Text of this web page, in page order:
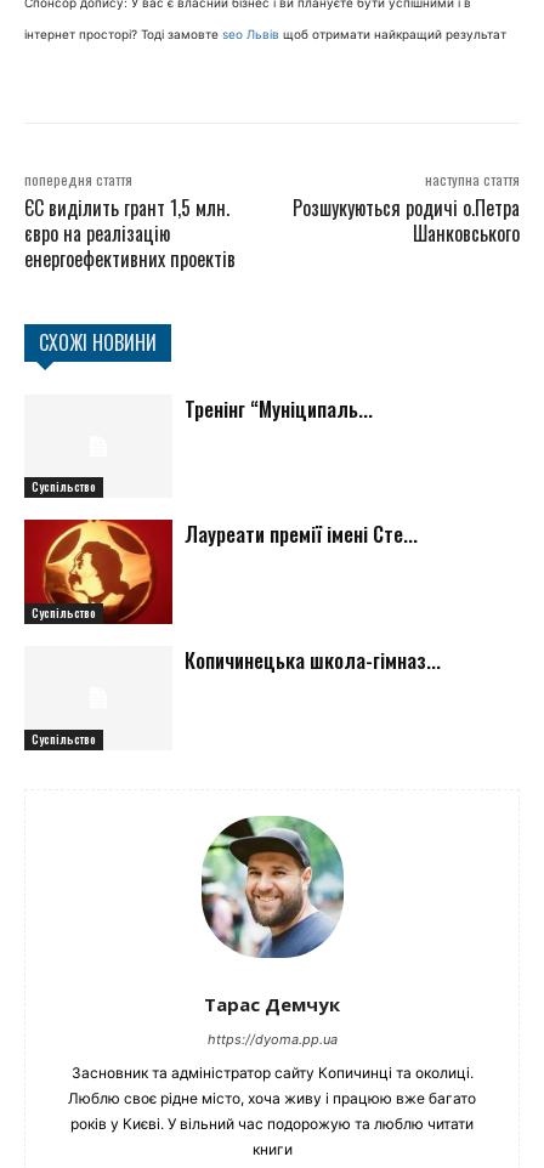
інтернет просторі? Тоді замовте seo Львів щоб отримати найкращий результат
попередня стаття
ЄС виділить грант 1,5 млн.
євро на реалізацію
енергоефективних проектів
наступна стаття
Розшукуються родичі о.Петра
Шанковського
СХОЖІ НОВИНИ
Суспільство
Тренінг “Муніципаль...
Суспільство
Лауреати премії імені Сте...
Суспільство
Копичинецька школа-гімназ...
Тарас Демчук
https://dyoma.pp.ua
Засновник та адміністратор сайту Копичинці та околиці.
Люблю своє рідне місто, хоча живу і працюю вже багато
років у Києві. У вільний час подорожую та люблю читати
книги